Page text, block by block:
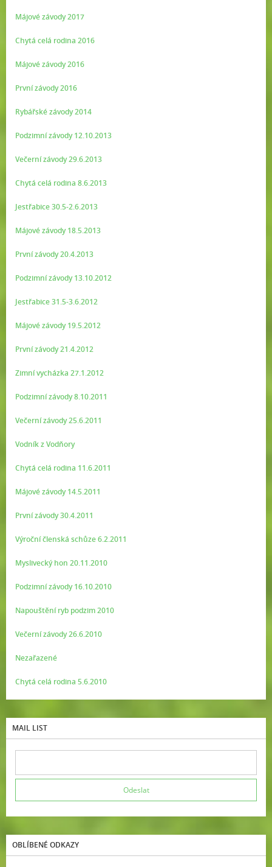
Májové závody 2017
Chytá celá rodina 2016
Májové závody 2016
První závody 2016
Rybářské závody 2014
Podzimní závody 12.10.2013
Večerní závody 29.6.2013
Chytá celá rodina 8.6.2013
Jestřabice 30.5-2.6.2013
Májové závody 18.5.2013
První závody 20.4.2013
Podzimní závody 13.10.2012
Jestřabice 31.5-3.6.2012
Májové závody 19.5.2012
První závody 21.4.2012
Zimní vycházka 27.1.2012
Podzimní závody 8.10.2011
Večerní závody 25.6.2011
Vodník z Vodňory
Chytá celá rodina 11.6.2011
Májové závody 14.5.2011
První závody 30.4.2011
Výroční členská schůze 6.2.2011
Myslivecký hon 20.11.2010
Podzimní závody 16.10.2010
Napouštění ryb podzim 2010
Večerní závody 26.6.2010
Nezařazené
Chytá celá rodina 5.6.2010
MAIL LIST
OBLÍBENÉ ODKAZY